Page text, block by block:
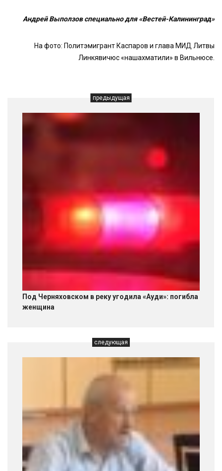
Андрей Выползов специально для «Вестей-Калининград»
На фото: Политэмигрант Каспаров и глава МИД Литвы
Линкявичюс «нашахматили» в Вильнюсе.
предыдущая
Под Черняховском в реку угодила «Ауди»: погибла
женщина
следующая